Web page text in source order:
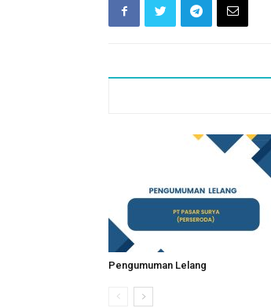
Pengumuman Lelang